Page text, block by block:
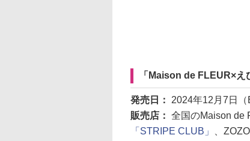
「Maison de FLEUR×
発売日： 2024年12月7日（
販売店： 全国のMaison de
「STRIPE CLUB」
、